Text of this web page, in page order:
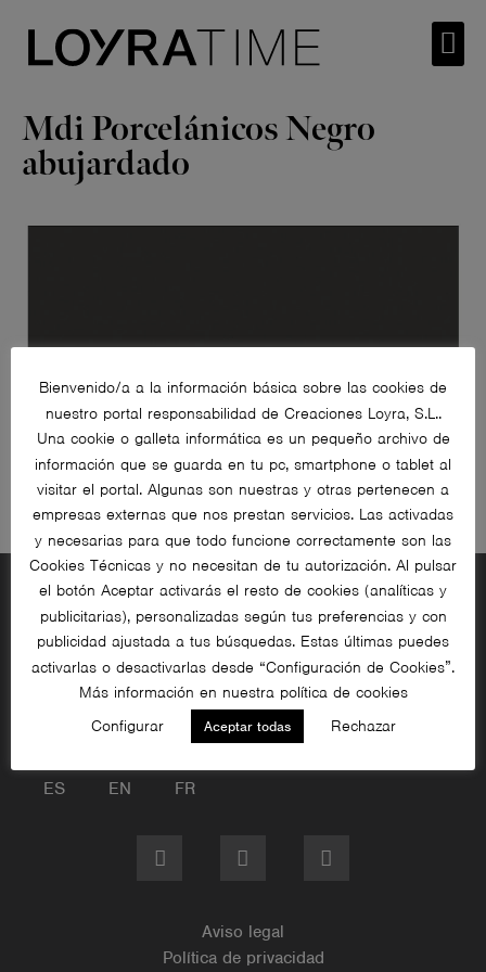
Mdi Porcelánicos Negro
abujardado
+34 961 22 20 07
C/ Argenters, 21. P.I. El Alter, 46290 Alcàsser, Valencia
ES EN FR
Aviso legal
Política de privacidad
Bienvenido/a a la información básica sobre las cookies de
nuestro portal responsabilidad de Creaciones Loyra, S.L..
Una cookie o galleta informática es un pequeño archivo de
información que se guarda en tu pc, smartphone o tablet al
visitar el portal. Algunas son nuestras y otras pertenecen a
empresas externas que nos prestan servicios. Las activadas
y necesarias para que todo funcione correctamente son las
Cookies Técnicas y no necesitan de tu autorización. Al pulsar
el botón Aceptar activarás el resto de cookies (analíticas y
publicitarias), personalizadas según tus preferencias y con
publicidad ajustada a tus búsquedas. Estas últimas puedes
activarlas o desactivarlas desde “Configuración de Cookies”.
Más información en nuestra política de cookies
Configurar
Aceptar todas Rechazar